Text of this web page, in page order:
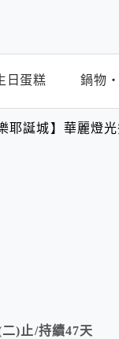
日蛋糕 鍋物
耶誕城】華麗燈
)止/持續47天